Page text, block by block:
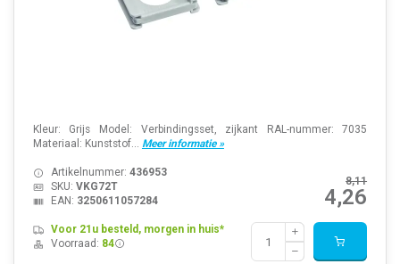
Kleur: Grijs Model: Verbindingsset, zijkant RAL-nummer: 7035
Materiaal: Kunststof... Meer informatie »
8,11
4,26
Artikelnummer: 436953
SKU: VKG72T
EAN: 3250611057284
Voor 21u besteld, morgen in huis*
Voorraad: 84